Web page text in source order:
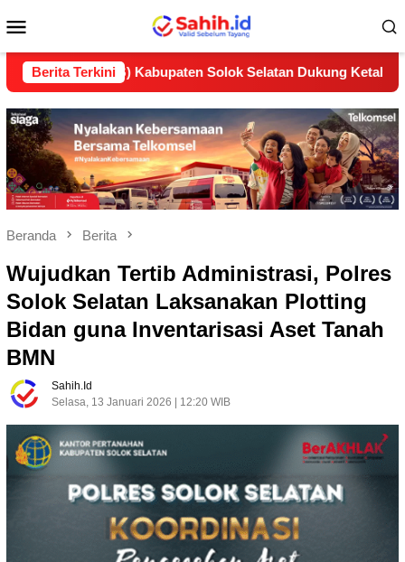
ke
Mobile
Berita Terkini
Kabupaten Solok Selatan Dukung Ketahanan Pangan
Beranda Berita
Wujudkan Tertib Administrasi, Polres
Solok Selatan Laksanakan Plotting
Bidan guna Inventarisasi Aset Tanah
BMN
Sahih.id
Selasa, 13 Januari 2026 | 12:20 WIB